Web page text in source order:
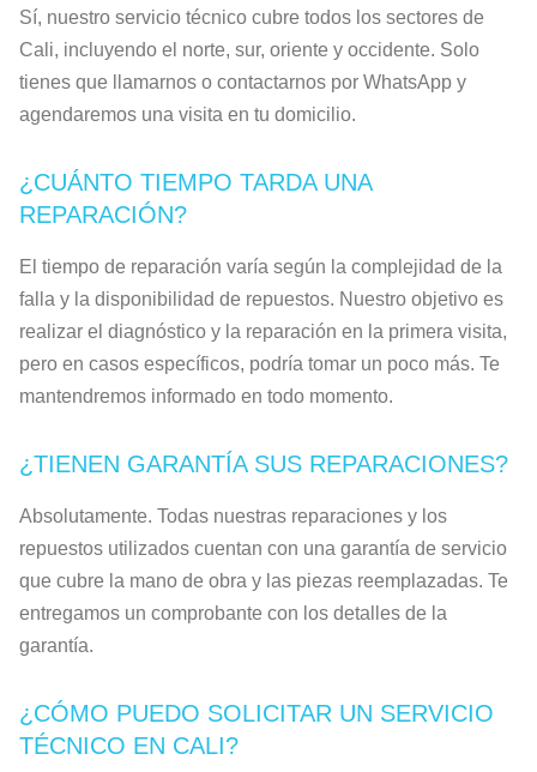
Sí, nuestro servicio técnico cubre todos los sectores de
Cali, incluyendo el norte, sur, oriente y occidente. Solo
tienes que llamarnos o contactarnos por WhatsApp y
agendaremos una visita en tu domicilio.
¿CUÁNTO TIEMPO TARDA UNA
REPARACIÓN?
El tiempo de reparación varía según la complejidad de la
falla y la disponibilidad de repuestos. Nuestro objetivo es
realizar el diagnóstico y la reparación en la primera visita,
pero en casos específicos, podría tomar un poco más. Te
mantendremos informado en todo momento.
¿TIENEN GARANTÍA SUS REPARACIONES?
Absolutamente. Todas nuestras reparaciones y los
repuestos utilizados cuentan con una garantía de servicio
que cubre la mano de obra y las piezas reemplazadas. Te
entregamos un comprobante con los detalles de la
garantía.
¿CÓMO PUEDO SOLICITAR UN SERVICIO
TÉCNICO EN CALI?